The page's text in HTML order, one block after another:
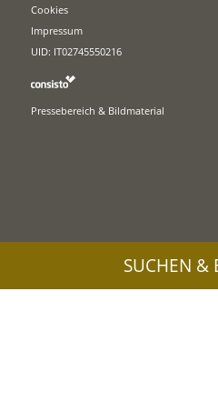
Cookies
Impressum
UID: IT02745550216
Pressebereich & Bildmaterial
SUCHEN &